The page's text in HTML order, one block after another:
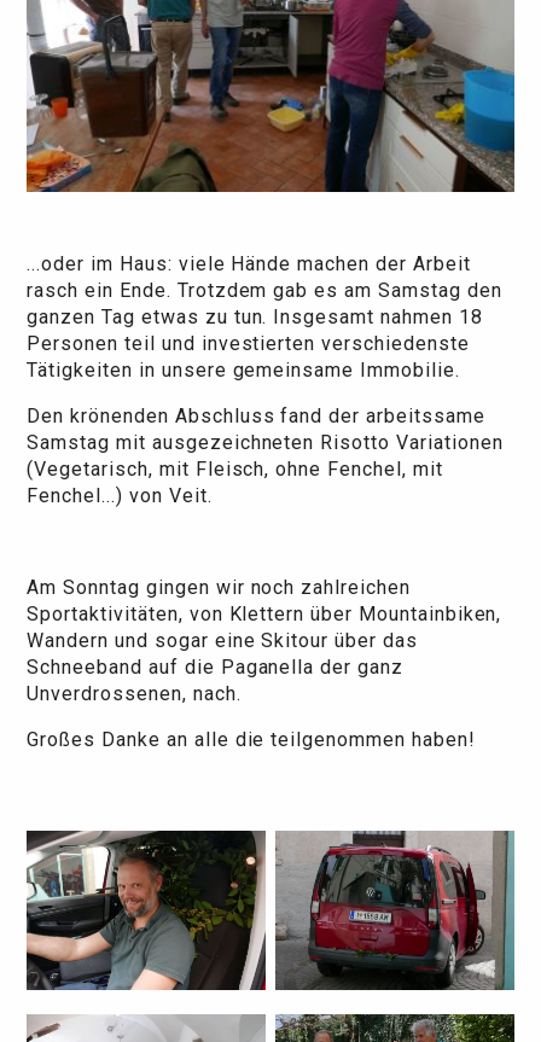
...oder im Haus: viele Hände machen der Arbeit
rasch ein Ende. Trotzdem gab es am Samstag den
ganzen Tag etwas zu tun. Insgesamt nahmen 18
Personen teil und investierten verschiedenste
Tätigkeiten in unsere gemeinsame Immobilie.
Den krönenden Abschluss fand der arbeitssame
Samstag mit ausgezeichneten Risotto Variationen
(Vegetarisch, mit Fleisch, ohne Fenchel, mit
Fenchel...) von Veit.
Am Sonntag gingen wir noch zahlreichen
Sportaktivitäten, von Klettern über Mountainbiken,
Wandern und sogar eine Skitour über das
Schneeband auf die Paganella der ganz
Unverdrossenen, nach.
Großes Danke an alle die teilgenommen haben!